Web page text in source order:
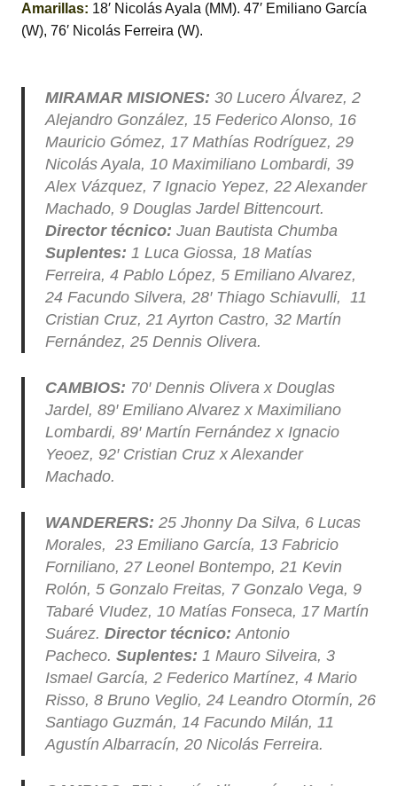
Amarillas: 18′ Nicolás Ayala (MM). 47′ Emiliano García
(W), 76′ Nicolás Ferreira (W).
MIRAMAR MISIONES: 30 Lucero Álvarez, 2
Alejandro González, 15 Federico Alonso, 16
Mauricio Gómez, 17 Mathías Rodríguez, 29
Nicolás Ayala, 10 Maximiliano Lombardi, 39
Alex Vázquez, 7 Ignacio Yepez, 22 Alexander
Machado, 9 Douglas Jardel Bittencourt.
Director técnico: Juan Bautista Chumba
Suplentes: 1 Luca Giossa, 18 Matías
Ferreira, 4 Pablo López, 5 Emiliano Alvarez,
24 Facundo Silvera, 28′ Thiago Schiavulli, 11
Cristian Cruz, 21 Ayrton Castro, 32 Martín
Fernández, 25 Dennis Olivera.
CAMBIOS: 70′ Dennis Olivera x Douglas
Jardel, 89′ Emiliano Alvarez x Maximiliano
Lombardi, 89′ Martín Fernández x Ignacio
Yeoez, 92′ Cristian Cruz x Alexander
Machado.
WANDERERS: 25 Jhonny Da Silva, 6 Lucas
Morales, 23 Emiliano García, 13 Fabricio
Forniliano, 27 Leonel Bontempo, 21 Kevin
Rolón, 5 Gonzalo Freitas, 7 Gonzalo Vega, 9
Tabaré VIudez, 10 Matías Fonseca, 17 Martín
Suárez. Director técnico: Antonio
Pacheco. Suplentes: 1 Mauro Silveira, 3
Ismael García, 2 Federico Martínez, 4 Mario
Risso, 8 Bruno Veglio, 24 Leandro Otormín, 26
Santiago Guzmán, 14 Facundo Milán, 11
Agustín Albarracín, 20 Nicolás Ferreira.